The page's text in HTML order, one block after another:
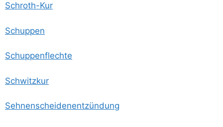
Schroth-Kur
Schup­pen
Schup­pen­flech­te
Schwitz­kur
Seh­nen­schei­den­ent­zün­dung